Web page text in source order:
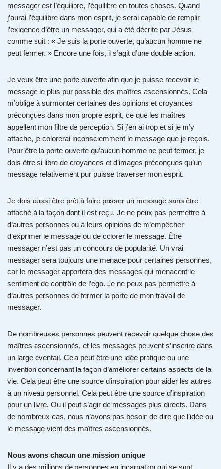
messager est l’équilibre, l’équilibre en toutes choses. Quand
j’aurai l’équilibre dans mon esprit, je serai capable de remplir
l’exigence d’être un messager, qui a été décrite par Jésus
comme suit : « Je suis la porte ouverte, qu’aucun homme ne
peut fermer. » Encore une fois, il s’agit d’une double action.
Je veux être une porte ouverte afin que je puisse recevoir le
message le plus pur possible des maîtres ascensionnés. Cela
m’oblige à surmonter certaines des opinions et croyances
préconçues dans mon propre esprit, ce que les maîtres
appellent mon filtre de perception. Si j’en ai trop et si je m’y
attache, je colorerai inconsciemment le message que je reçois.
Pour être la porte ouverte qu’aucun homme ne peut fermer, je
dois être si libre de croyances et d’images préconçues qu’un
message relativement pur puisse traverser mon esprit.
Je dois aussi être prêt à faire passer un message sans être
attaché à la façon dont il est reçu. Je ne peux pas permettre à
d’autres personnes ou à leurs opinions de m’empêcher
d’exprimer le message ou de colorer le message. Être
messager n’est pas un concours de popularité. Un vrai
messager sera toujours une menace pour certaines personnes,
car le messager apportera des messages qui menacent le
sentiment de contrôle de l’ego. Je ne peux pas permettre à
d’autres personnes de fermer la porte de mon travail de
messager.
De nombreuses personnes peuvent recevoir quelque chose des
maîtres ascensionnés, et les messages peuvent s’inscrire dans
un large éventail. Cela peut être une idée pratique ou une
invention concernant la façon d’améliorer certains aspects de la
vie. Cela peut être une source d’inspiration pour aider les autres
à un niveau personnel. Cela peut être une source d’inspiration
pour un livre. Ou il peut s’agir de messages plus directs. Dans
de nombreux cas, nous n’avons pas besoin de dire que l’idée ou
le message vient des maîtres ascensionnés.
Nous avons chacun une mission unique
Il y a des millions de personnes en incarnation qui se sont